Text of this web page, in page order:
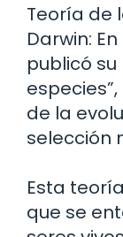
Teoría de
Darwin:
publicó su
de la
selección
Esta
que se